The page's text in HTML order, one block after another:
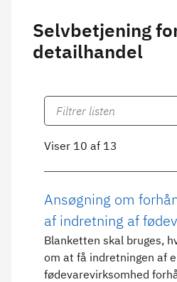
Selvbetjening
detailhandel
Viser 10 af 13
Ansøgning om
af indretning af
Blanketten skal bruges,
om at få indretningen af
fødevarevirksomhed